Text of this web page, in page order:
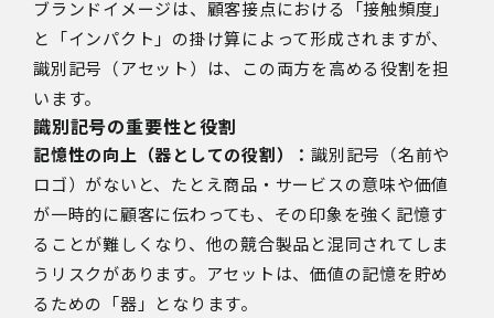
ブランドイメージは、顧客接点における「接触頻度」
と「インパクト」の掛け算によって形成されますが、
識別記号（アセット）は、この両方を高める役割を担
います。
識別記号の重要性と役割
記憶性の向上（器としての役割）： 識別記号（名前や
ロゴ）がないと、たとえ商品・サービスの意味や価値
が一時的に顧客に伝わっても、その印象を強く記憶す
ることが難しくなり、他の競合製品と混同されてしま
うリスクがあります。アセットは、価値の記憶を貯め
るための「器」となります。